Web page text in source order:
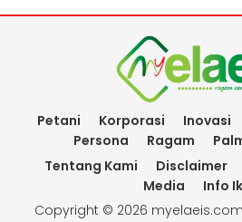
Petani Korporasi Inovasi
Persona
Ragam
Tentang Kami
Disclaimer
Media
Info
Copyright © 2026